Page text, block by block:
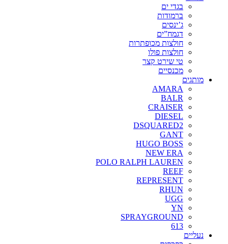
בגדי ים
ברמודות
ג’ינסים
דגמח”ים
חולצות מכופתרות
חולצות פולו
טי שירט קצר
מכנסיים
מותגים
AMARA
BALR
CRAISER
DIESEL
DSQUARED2
GANT
HUGO BOSS
NEW ERA
POLO RALPH LAUREN
REEF
REPRESENT
RHUN
UGG
YN
SPRAYGROUND
613
נעליים